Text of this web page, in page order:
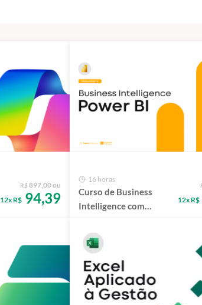
R$ 897,00 ou
12x R$ 94,39
16 horas
Curso de Business
Intelligence com
Solutions
12x R$